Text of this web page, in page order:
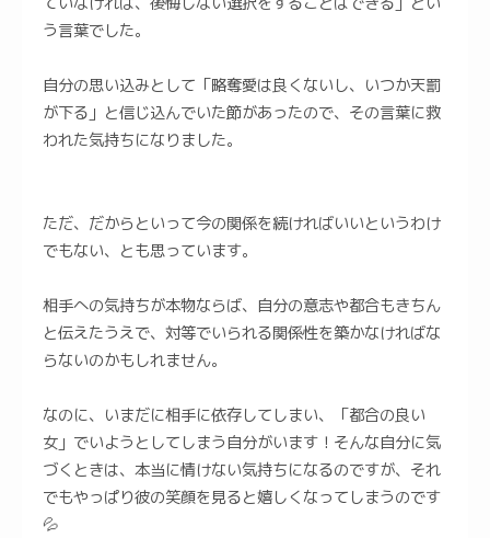
う言葉でした。
自分の思い込みとして「略奪愛は良くないし、いつか天罰
が下る」と信じ込んでいた節があったので、その言葉に救
われた気持ちになりました。
ただ、だからといって今の関係を続ければいいというわけ
でもない、とも思っています。
相手への気持ちが本物ならば、自分の意志や都合もきちん
と伝えたうえで、対等でいられる関係性を築かなければな
らないのかもしれません。
なのに、いまだに相手に依存してしまい、「都合の良い
女」でいようとしてしまう自分がいます！そんな自分に気
づくときは、本当に情けない気持ちになるのですが、それ
でもやっぱり彼の笑顔を見ると嬉しくなってしまうのです
💦